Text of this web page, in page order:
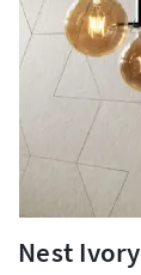
Nest Ivory